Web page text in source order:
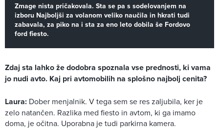
Zmage nista pričakovala. Sta se pa s sodelovanjem na
izboru Najboljši za volanom veliko naučila in hkrati tudi
zabavala, za piko na i sta za eno leto dobila še Fordovo
ford fiesto.
Zdaj sta lahko že dodobra spoznala vse prednosti, ki vama
jo nudi avto. Kaj pri avtomobilih na splošno najbolj cenita?
Laura: Dober menjalnik. V tega sem se res zaljubila, ker je
zelo natančen. Razlika med fiesto in avtom, ki ga imamo
doma, je očitna. Uporabna je tudi parkirna kamera.